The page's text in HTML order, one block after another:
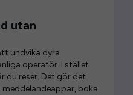
utan
undvika dyra
operatör. I stället
du reser. Det gör det
boka